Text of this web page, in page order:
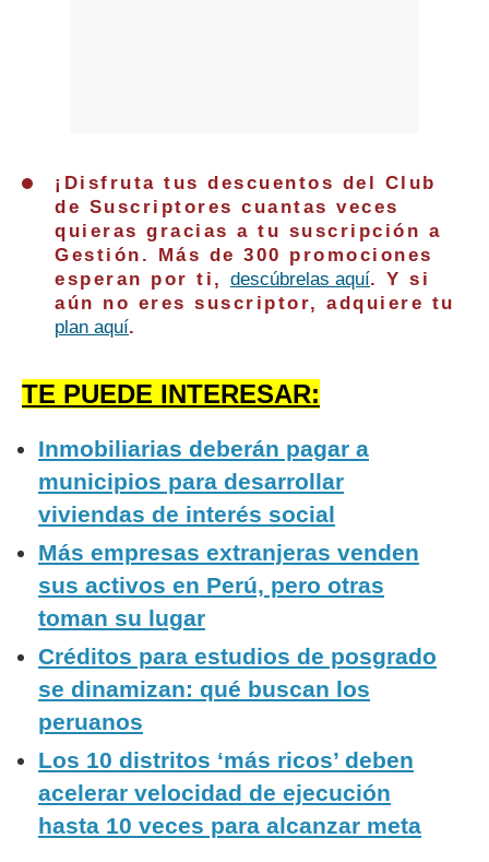
¡Disfruta tus descuentos del Club
de Suscriptores cuantas veces
quieras gracias a tu suscripción a
Gestión. Más de 300 promociones
esperan por ti, descúbrelas aquí. Y si
aún no eres suscriptor, adquiere tu
plan aquí.
TE PUEDE INTERESAR:
Inmobiliarias deberán pagar a
municipios para desarrollar
viviendas de interés social
Más empresas extranjeras venden
sus activos en Perú, pero otras
toman su lugar
Créditos para estudios de posgrado
se dinamizan: qué buscan los
peruanos
Los 10 distritos ‘más ricos’ deben
acelerar velocidad de ejecución
hasta 10 veces para alcanzar meta